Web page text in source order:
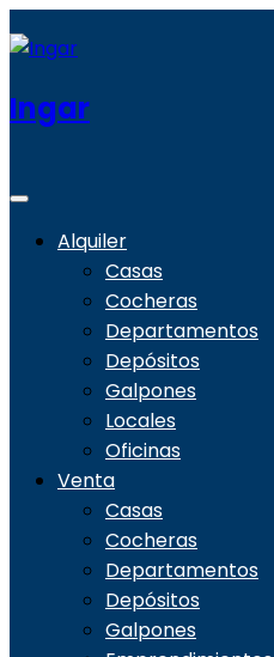
Ingar
Alquiler
Casas
Cocheras
Departamentos
Depósitos
Galpones
Locales
Oficinas
Venta
Casas
Cocheras
Departamentos
Depósitos
Galpones